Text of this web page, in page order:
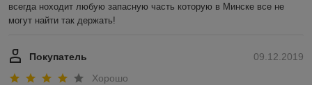
всегда ноходит любую запасную часть которую в Минске все не
могут найти так держать!
09.12.2019
Покупатель
Хорошо